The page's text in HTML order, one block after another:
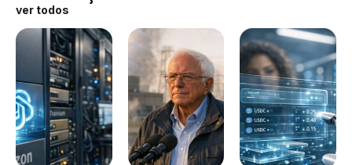
ver todos